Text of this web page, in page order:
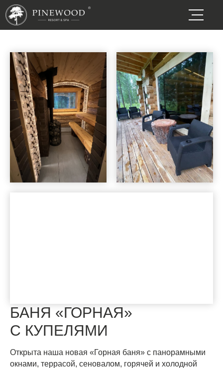
БАНЯ «ГОРНАЯ»
С КУПЕЛЯМИ
Открыта наша новая «Горная баня» с панорамными
окнами, террасой, сеновалом, горячей и холодной